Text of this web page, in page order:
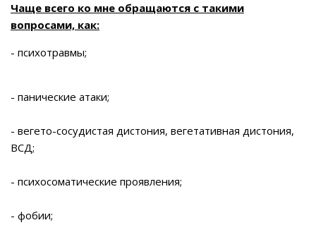
Чаще всего ко мне обращаются с такими
вопросами, как:
- психотравмы;
- панические атаки;
- вегето-сосудистая дистония, вегетативная дистония,
ВСД;
- психосоматические проявления;
- фобии;